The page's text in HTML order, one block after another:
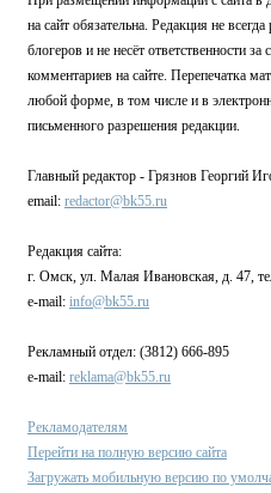
на сайт обязательна. Редакция не
блогеров и не несёт ответственности за
комментариев на сайте. Перепечатка
любой форме, в том числе и в
письменного разрешения редакции.
Главный редактор - Грязнов Георгий
email: redactor@bk55.ru
Редакция сайта:
г. Омск, ул. Малая Ивановская, д. 47,
e-mail: info@bk55.ru
Рекламный отдел: (3812) 666-895
e-mail: reklama@bk55.ru
Рекламодателям
Перейти на полную версию сайта
Загружать мобильную версию по